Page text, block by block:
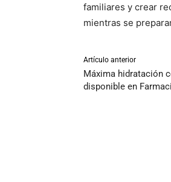
familiares y crear
mientras se
Artículo anterior
Máxima hidratación
disponible en